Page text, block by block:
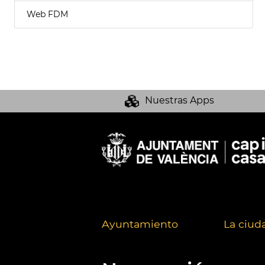
Web FDM
Nuestras Apps
Ayuntamiento La